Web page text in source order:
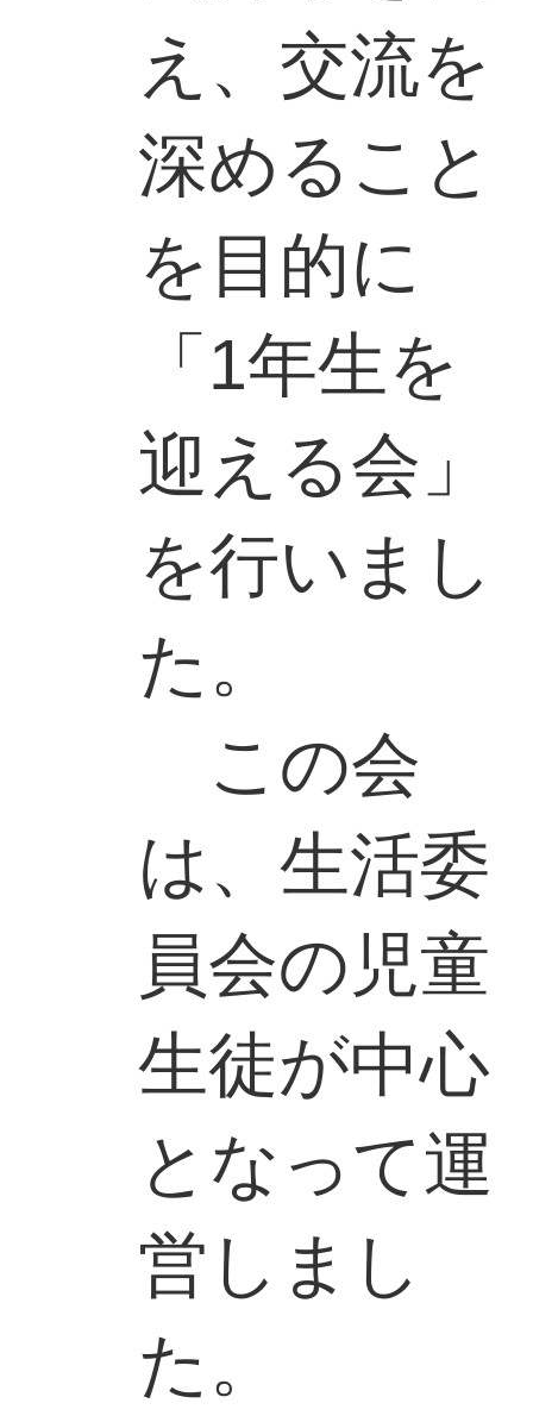
え、交流を
深めること
を目的に
「1年生を
迎える会」
を行いまし
た。
この会
は、生活委
員会の児童
生徒が中心
となって運
営しまし
た。